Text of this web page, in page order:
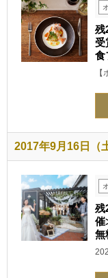
残
受
食
2017年9月16日（
残
催
無